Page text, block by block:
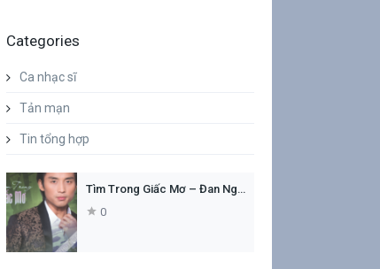
1998
1994
1990
Categories
Ca nhạc sĩ
Tản mạn
Tin tổng hợp
Tìm Trong Giấc Mơ – Đan Nguyên
0